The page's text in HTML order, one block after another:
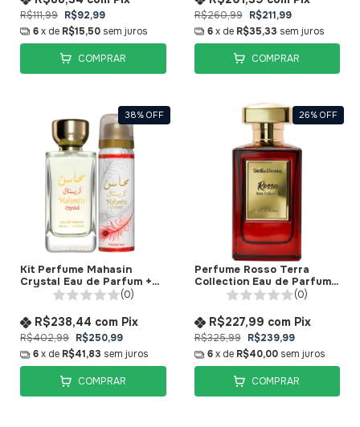
R$111,99 R$92,99
6x de R$15,50 sem juros
COMPRAR
R$260,99 R$211,99
6 x de R$35,33 sem juros
COMPRAR
38% OFF
Kit Perfume Mahasin
Crystal Eau de Parfum +
Desodorante Lattafa
(0)
R$402,99 R$250,99
R$238,44 com Pix
6x de R$41,83 sem juros
COMPRAR
26% OFF
Perfume Rosso Terra
Collection Eau de Parfum
Stella Dustin
(0)
R$325,99 R$239,99
R$227,99 com Pix
6 x de R$40,00 sem juros
COMPRAR